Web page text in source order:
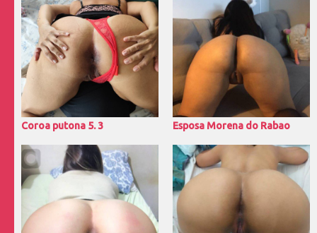
Coroa putona 5. 3 Esposa Morena do Rabao